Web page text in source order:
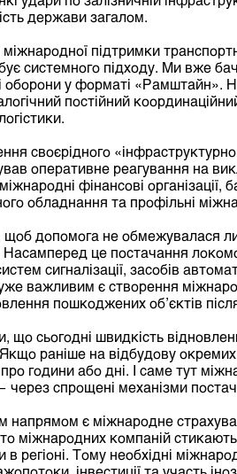
держави загалом.
підтримки
системного підходу. Ми вже
оборони у форматі «Рамштайн».
постійний
своєрідного
оперативне реагування на
фінансові організації,
обладнання та профільні
допомога не обмежувалася
це постачання
сигналізації, засобів
важливим є створення
пошкоджених об’єктів
що сьогодні швидкість
раніше на відбудову окремих
години або дні. І саме тут
спрощені механізми
напрямом є міжнародне
міжнародних компаній
в регіоні. Тому необхідні
інвестиції та участь